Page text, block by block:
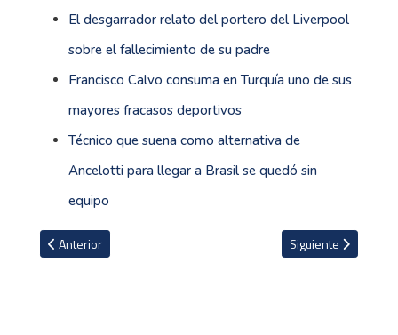
El desgarrador relato del portero del Liverpool
sobre el fallecimiento de su padre
Francisco Calvo consuma en Turquía uno de sus
mayores fracasos deportivos
Técnico que suena como alternativa de
Ancelotti para llegar a Brasil se quedó sin
equipo
Artículo anterior: Aris Salónica con Álvaro Zamora asegura
Anterior Artículo siguiente:
Siguiente